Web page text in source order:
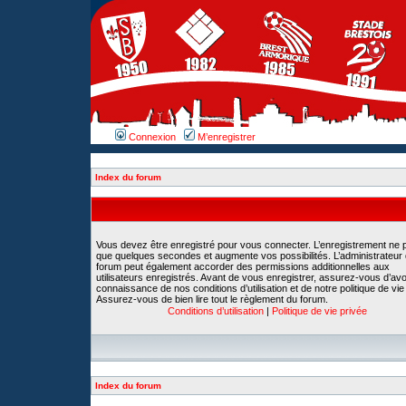
Connexion M’enregistrer
Index du forum
Vous devez être enregistré pour vous connecter. L’enregistrement ne
que quelques secondes et augmente vos possibilités. L’administrateur
forum peut également accorder des permissions additionnelles aux
utilisateurs enregistrés. Avant de vous enregistrer, assurez-vous
connaissance de nos conditions d’utilisation et de notre politique de
Assurez-vous de bien lire tout le règlement du forum.
Conditions d’utilisation | Politique de vie privée
Index du forum